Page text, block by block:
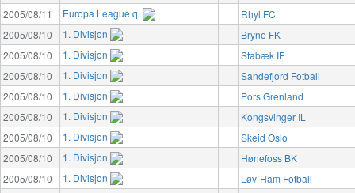
2005/08/11
Europa League q.
Rhyl FC
2005/08/10
1. Divisjon
Bryne FK
2005/08/10
1. Divisjon
Stabæk IF
2005/08/10
1. Divisjon
Sandefjord Fotball
2005/08/10
1. Divisjon
Pors Grenland
2005/08/10
1. Divisjon
Kongsvinger IL
2005/08/10
1. Divisjon
Skeid Oslo
2005/08/10
1. Divisjon
Hønefoss BK
2005/08/10
1. Divisjon
Løv-Ham Fotball